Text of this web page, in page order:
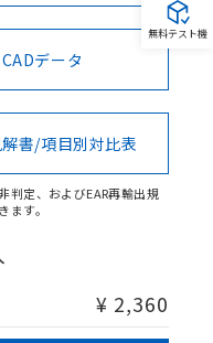
データ
書/項目別対比表
判定、およびEAR再輸出規
ます。
¥ 2,360
無料テスト機